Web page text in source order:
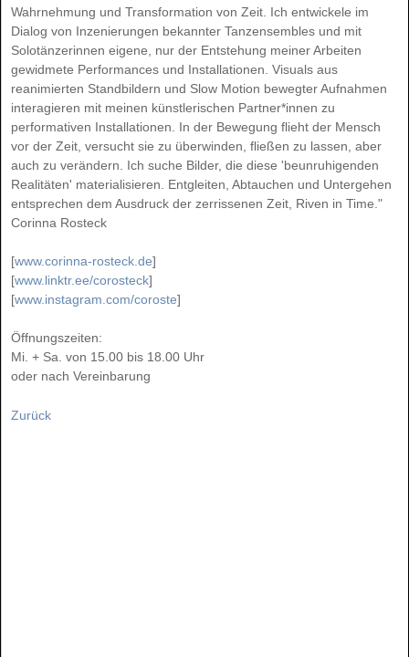
Wahrnehmung und Transformation von Zeit. Ich entwickele im
Dialog von Inzenierungen bekannter Tanzensembles und mit
Solotänzerinnen eigene, nur der Entstehung meiner Arbeiten
gewidmete Performances und Installationen. Visuals aus
reanimierten Standbildern und Slow Motion bewegter Aufnahmen
interagieren mit meinen künstlerischen Partner*innen zu
performativen Installationen. In der Bewegung flieht der Mensch
vor der Zeit, versucht sie zu überwinden, fließen zu lassen, aber
auch zu verändern. Ich suche Bilder, die diese 'beunruhigenden
Realitäten' materialisieren. Entgleiten, Abtauchen und Untergehen
entsprechen dem Ausdruck der zerrissenen Zeit, Riven in Time."
Corinna Rosteck
[www.corinna-rosteck.de]
[www.linktr.ee/corosteck]
[www.instagram.com/coroste]
Öffnungszeiten:
Mi. + Sa. von 15.00 bis 18.00 Uhr
oder nach Vereinbarung
Zurück